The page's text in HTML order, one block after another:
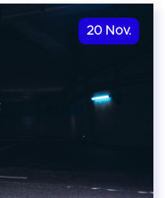
20 Nov.